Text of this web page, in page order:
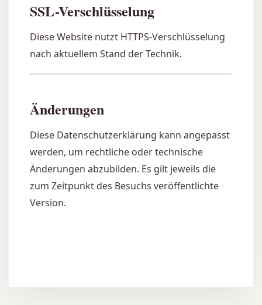
SSL-Verschlüsselung
Diese Website nutzt HTTPS-Verschlüsselung
nach aktuellem Stand der Technik.
Änderungen
Diese Datenschutzerklärung kann angepasst
werden, um rechtliche oder technische
Änderungen abzubilden. Es gilt jeweils die
zum Zeitpunkt des Besuchs veröffentlichte
Version.